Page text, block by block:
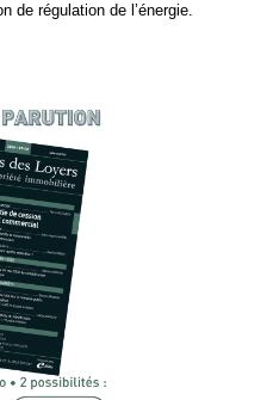
de régulation de l’énergie.